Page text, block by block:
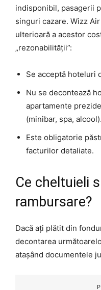
indisponibil, pasagerii
singuri cazare. Wizz
ulterioară a acestor
„rezonabilității”:
Se acceptă hoteluri
Nu se decontează
apartamente
(minibar, spa, alcool).
Este obligatorie
facturilor detaliate.
Ce cheltuieli
rambursare?
Dacă ați plătit din
decontarea
atașând documentele